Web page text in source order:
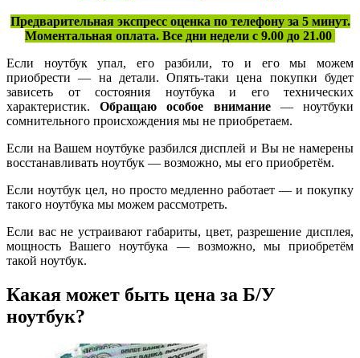
Предварительная экспресс оценка по телефону за 5 минут.
Моментальная оплата. Все дни недели с 9.00 до 21.00
Если ноутбук упал, его разбили, то и его мы можем
приобрести — на детали. Опять-таки цена покупки будет
зависеть от состояния ноутбука и его технических
характеристик.Обращаю особое внимание— ноутбуки
сомнительного происхождения мы не приобретаем.
Если на Вашем ноутбуке разбился дисплей и Вы не намерены
восстанавливать ноутбук — возможно, мы его приобретём.
Если ноутбук цел, но просто медленно работает — и покупку
такого ноутбука мы можем рассмотреть.
Если вас не устраивают габариты, цвет, разрешение дисплея,
мощность Вашего ноутбука — возможно, мы приобретём
такой ноутбук.
Какая может быть цена за Б/У
ноутбук?